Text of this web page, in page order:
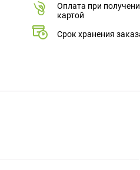
Оплата при
картой
Срок хранения